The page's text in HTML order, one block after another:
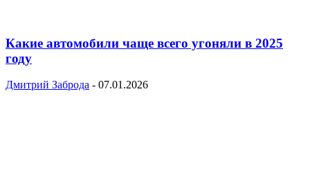
Какие автомобили чаще всего угоняли в 2025
году
Дмитрий Заброда - 07.01.2026